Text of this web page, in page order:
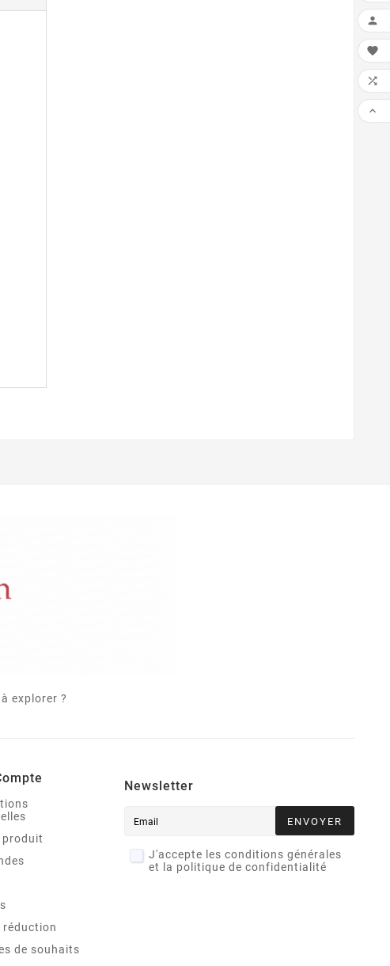
explorer ?
produit
réduction
de souhaits
Newsletter
ENVOYER
J'accepte les conditions générales
et la politique de confidentialité



